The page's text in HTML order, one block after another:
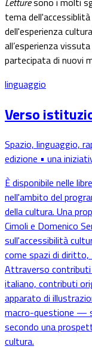
tema dell'accessiblità
dell'esperienza
all’esperienza
partecipata di nuovi
linguaggio
Verso
Spazio, linguaggio,
edizione • una
È disponibile nelle
nell'ambito del
della cultura. Una
Cimoli e Domenico
sull'accessibilità
come spazi di diritto,
Attraverso
italiano, contributi
apparato di
macro-questione —
secondo una
cultura.